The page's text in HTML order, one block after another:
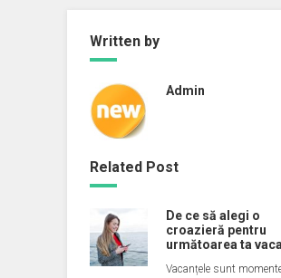
Written by
Admin
Related Post
De ce să alegi o
croazieră pentru
următoarea ta
Vacanțele sunt